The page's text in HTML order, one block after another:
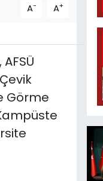
A- A+
Görme